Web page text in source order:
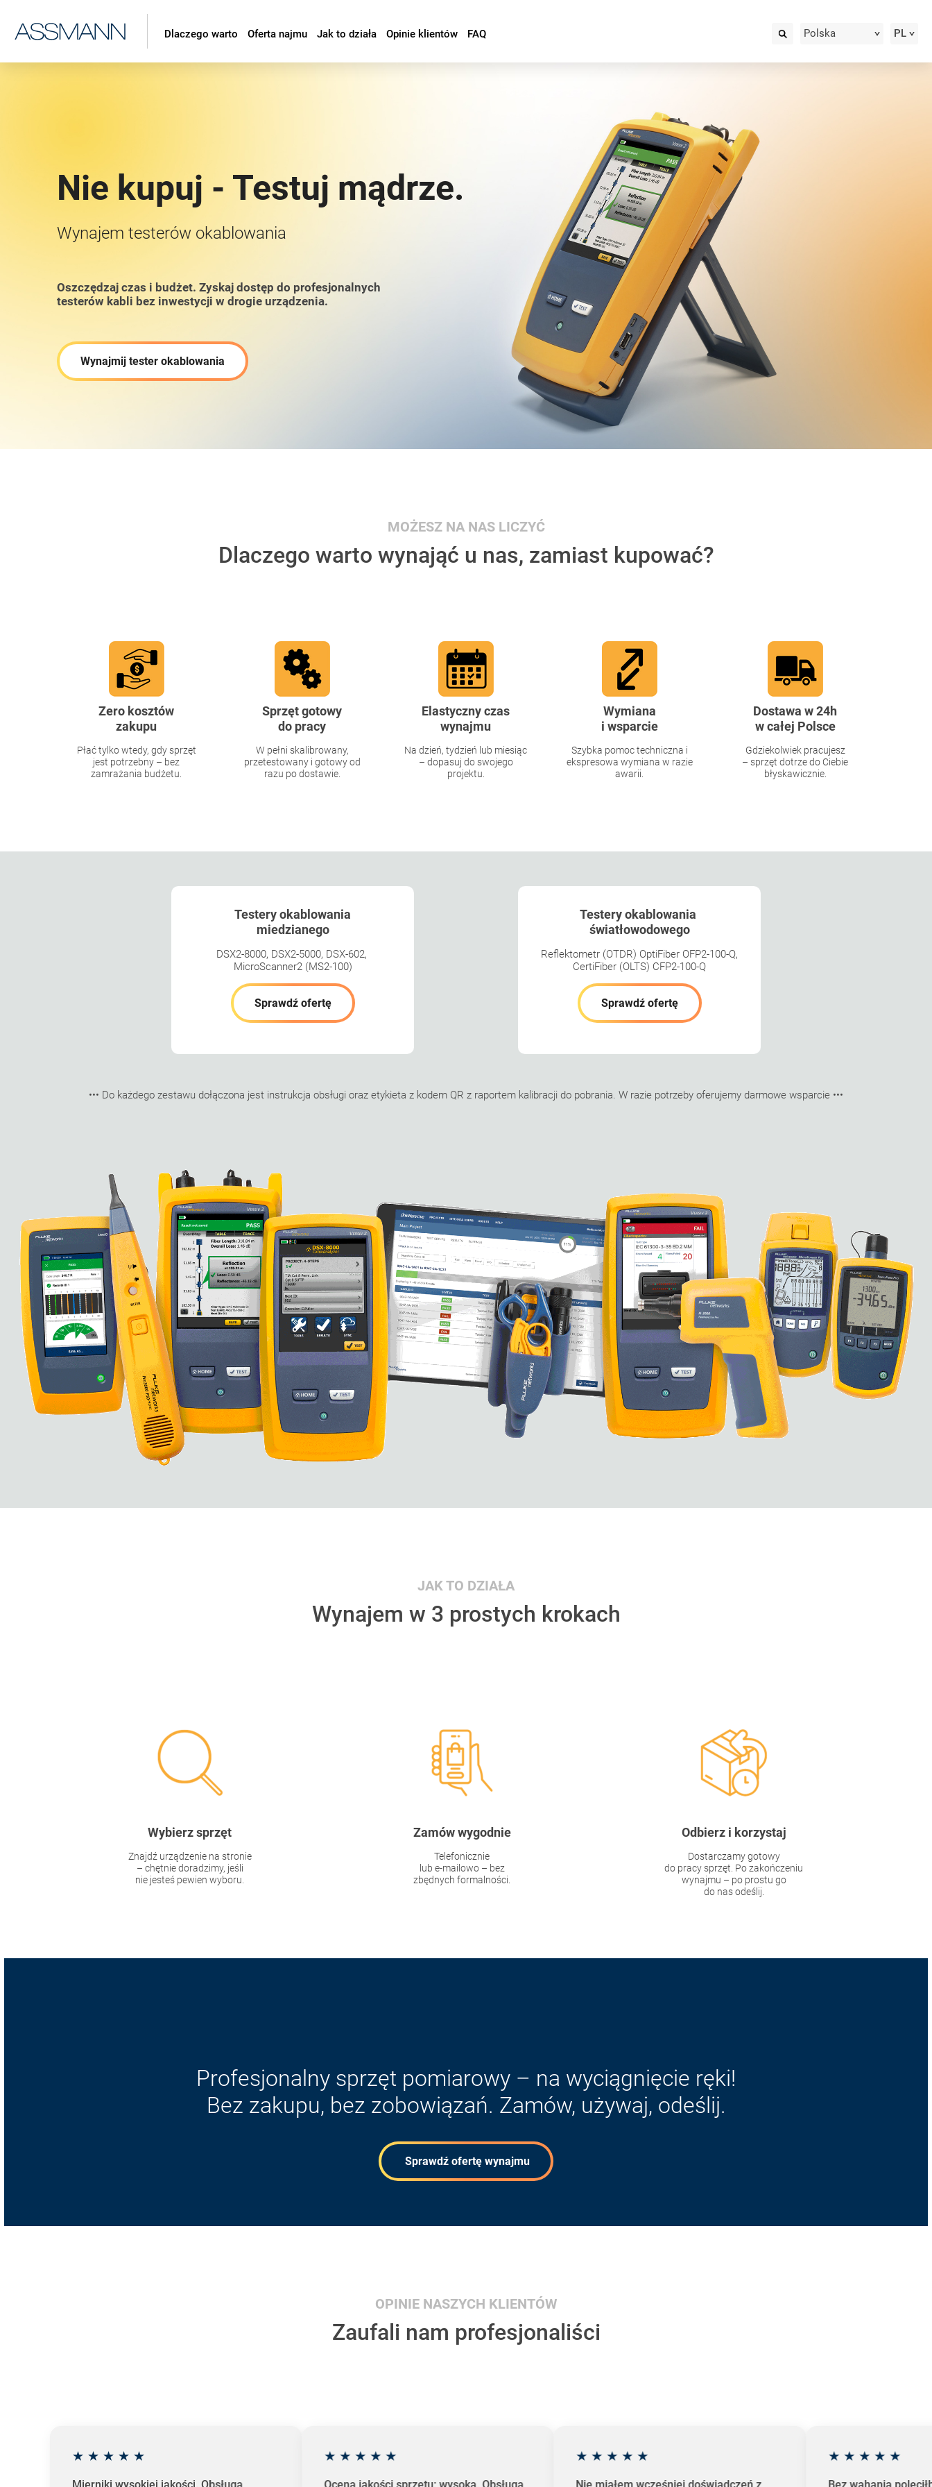
Polska PL
Dlaczego warto Oferta najmu Jak to działa Opinie klientów FAQ
Nie kupuj - Testuj mądrze.
Wynajem testerów okablowania
Oszczędzaj czas i budżet. Zyskaj dostęp do profesjonalnych
testerów kabli bez inwestycji w drogie urządzenia.
Wynajmij tester okablowania
MOŻESZ NA NAS LICZYĆ
Dlaczego warto wynająć u nas, zamiast kupować?
Zero kosztów
zakupu
Płać tylko wtedy, gdy sprzęt
jest potrzebny – bez
zamrażania budżetu.
Sprzęt gotowy
do pracy
W pełni skalibrowany,
przetestowany i gotowy od
razu po dostawie.
Elastyczny czas
wynajmu
Na dzień, tydzień lub miesiąc
– dopasuj do swojego
projektu.
Wymiana
i wsparcie
Szybka pomoc techniczna i
ekspresowa wymiana w razie
awarii.
Dostawa w 24h
w całej Polsce
Gdziekolwiek pracujesz
– sprzęt dotrze do Ciebie
błyskawicznie.
Testery okablowania
miedzianego
DSX2-8000, DSX2-5000, DSX-602,
MicroScanner2 (MS2-100)
Sprawdź ofertę
Testery okablowania
światłowodowego
Reflektometr (OTDR) OptiFiber OFP2-100-Q,
CertiFiber (OLTS) CFP2-100-Q
Sprawdź ofertę
••• Do każdego zestawu dołączona jest instrukcja obsługi oraz etykieta z kodem QR z raportem kalibracji do pobrania. W razie potrzeby oferujemy darmowe wsparcie •••
JAK TO DZIAŁA
Wynajem w 3 prostych krokach
Wybierz sprzęt
Znajdź urządzenie na stronie
– chętnie doradzimy, jeśli
nie jesteś pewien wyboru.
Zamów wygodnie
Telefonicznie
lub e-mailowo – bez
zbędnych formalności.
Odbierz i korzystaj
Dostarczamy gotowy
do pracy sprzęt. Po zakończeniu
wynajmu – po prostu go
do nas odeślij.
Profesjonalny sprzęt pomiarowy – na wyciągnięcie ręki!
Bez zakupu, bez zobowiązań. Zamów, używaj, odeślij.
Sprawdź ofertę wynajmu
OPINIE NASZYCH KLIENTÓW
Zaufali nam profesjonaliści
★ ★ ★ ★ ★
Mierniki wysokiej jakości. Obsługa
★ ★ ★ ★ ★
Ocena jakości sprzętu: wysoka. Obsługa
★ ★ ★ ★ ★
Nie miałem wcześniej doświadczeń z
★ ★ ★ ★ ★
Bez wahania